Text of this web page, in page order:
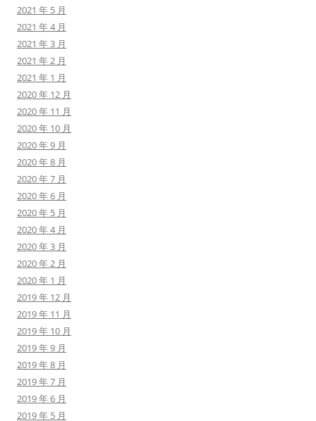
2021 年 5 月
2021 年 4 月
2021 年 3 月
2021 年 2 月
2021 年 1 月
2020 年 12 月
2020 年 11 月
2020 年 10 月
2020 年 9 月
2020 年 8 月
2020 年 7 月
2020 年 6 月
2020 年 5 月
2020 年 4 月
2020 年 3 月
2020 年 2 月
2020 年 1 月
2019 年 12 月
2019 年 11 月
2019 年 10 月
2019 年 9 月
2019 年 8 月
2019 年 7 月
2019 年 6 月
2019 年 5 月